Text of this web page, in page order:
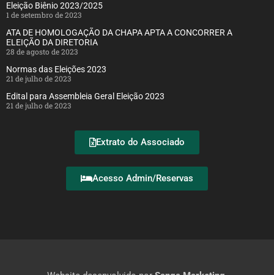
Eleição Biênio 2023/2025
1 de setembro de 2023
ATA DE HOMOLOGAÇÃO DA CHAPA APTA A CONCORRER A
ELEIÇÃO DA DIRETORIA
28 de agosto de 2023
Normas das Eleições 2023
21 de julho de 2023
Edital para Assembleia Geral Eleição 2023
21 de julho de 2023
Extrato do Associado
Acesso Admin/Reservas